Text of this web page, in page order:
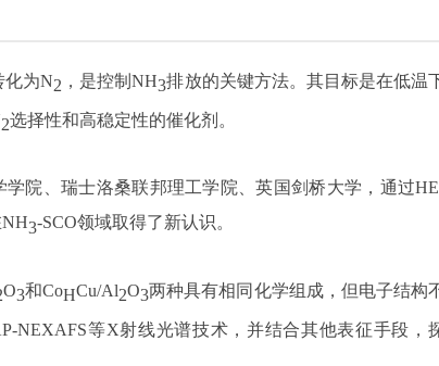
化为N2 ，是控制NH3排放的关键方法。其目标是在低温
2选择性和高稳定性的催化剂。
院、瑞士洛桑联邦理工学院、英国剑桥大学，通过
3-SCO领域取得了新认识。
O3和CoHCu/Al2O3两种具有相同化学组成，但电子结构
NEXAFS等X射线光谱技术，并结合其他表征手段，